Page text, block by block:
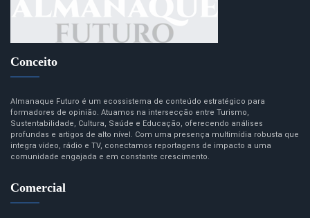
Conceito
Almanaque Futuro é um ecossistema de conteúdo estratégico para
formadores de opinião. Atuamos na intersecção entre Turismo,
Sustentabilidade, Cultura, Saúde e Educação, oferecendo análises
profundas e artigos de alto nível. Com uma presença multimídia robusta que
integra vídeo, rádio e TV, conectamos reportagens de impacto a uma
comunidade engajada e em constante crescimento.
Comercial